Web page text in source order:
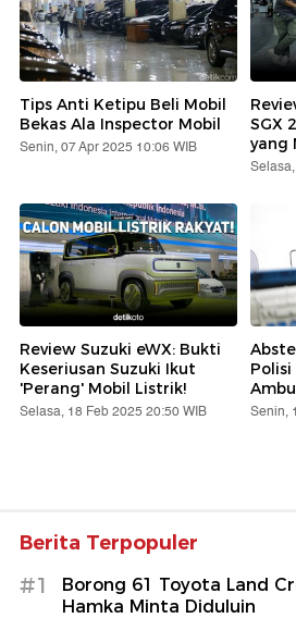
Tips Anti Ketipu Beli Mobil
Bekas Ala Inspector Mobil
Senin, 07 Apr 2025 10:06 WIB
SGX
yang
Review Suzuki eWX: Bukti
Keseriusan Suzuki Ikut
'Perang' Mobil Listrik!
Selasa, 18 Feb 2025 20:50 WIB Senin,
Berita Terpopuler
#1
Borong 61 Toyota Land
Hamka Minta Diduluin